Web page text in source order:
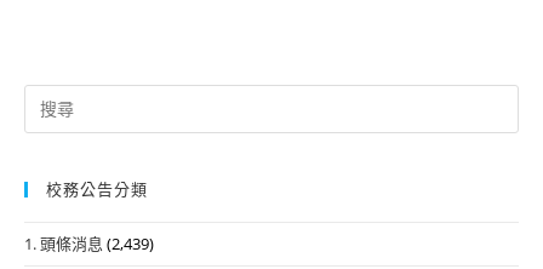
Search
for:
校務公告分類
1. 頭條消息 (2,439)